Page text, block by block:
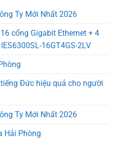
Ty Mới Nhất 2026
cổng Gigabit Ethernet + 4
16GT4GS-2LV
Đức hiệu quả cho người
Ty Mới Nhất 2026
Hải Phòng